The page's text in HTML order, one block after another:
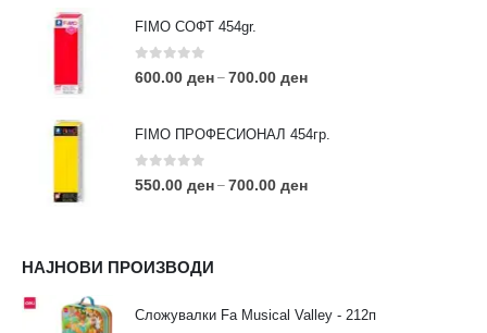
FIMO СОФТ 454gr.
0out of 5
600.00 ден – 700.00 ден
FIMO ПРОФЕСИОНАЛ 454гр.
0out of 5
550.00 ден – 700.00 ден
НАЈНОВИ ПРОИЗВОДИ
Сложувалки Fa Musical Valley - 212п
АДРЕСА:
ул. 3та Македонска Бригада бр.46